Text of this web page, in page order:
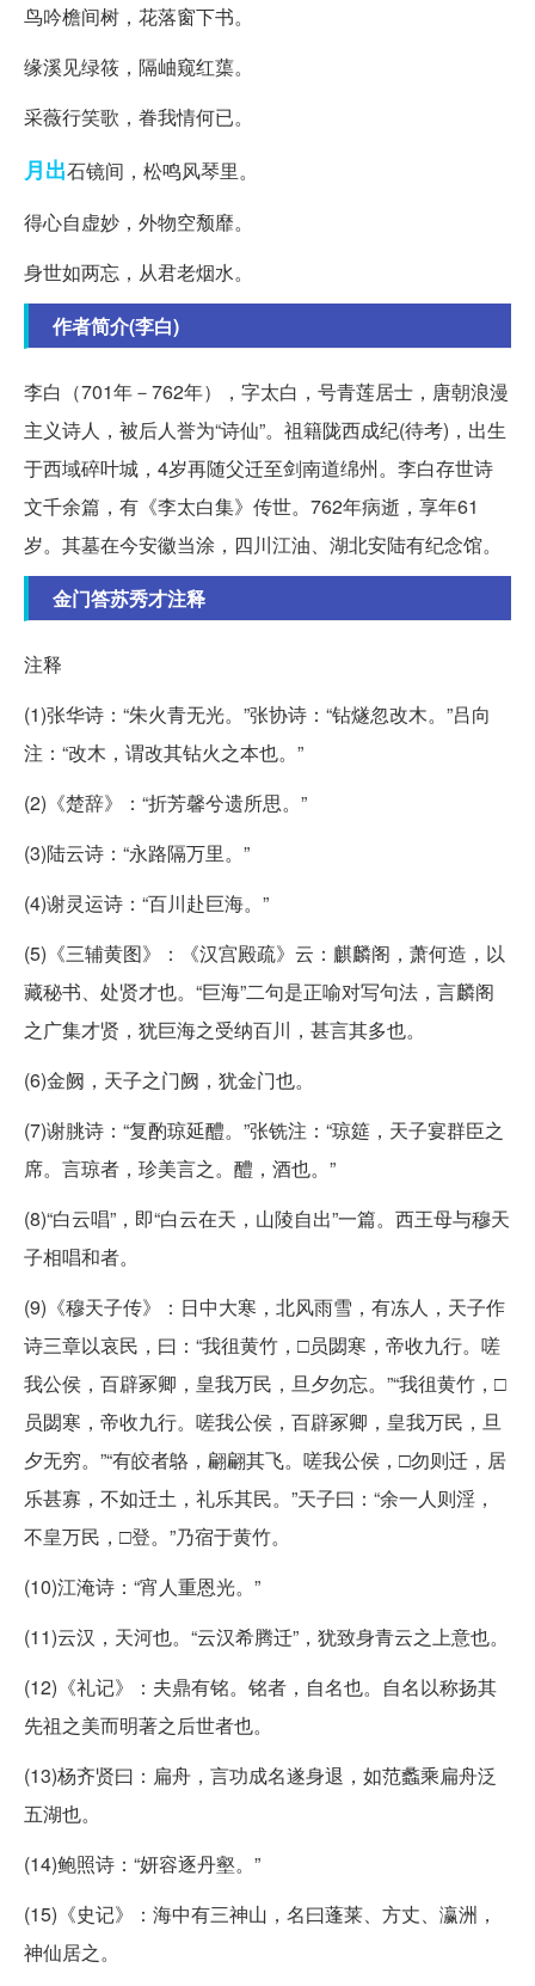
鸟吟檐间树，花落窗下书。
缘溪见绿筱，隔岫窥红蕖。
采薇行笑歌，眷我情何已。
月出石镜间，松鸣风琴里。
得心自虚妙，外物空颓靡。
身世如两忘，从君老烟水。
作者简介(李白)
李白（701年－762年），字太白，号青莲居士，唐朝浪漫
主义诗人，被后人誉为“诗仙”。祖籍陇西成纪(待考)，出生
于西域碎叶城，4岁再随父迁至剑南道绵州。李白存世诗
文千余篇，有《李太白集》传世。762年病逝，享年61
岁。其墓在今安徽当涂，四川江油、湖北安陆有纪念馆。
金门答苏秀才注释
注释
(1)张华诗：“朱火青无光。”张协诗：“钻燧忽改木。”吕向
注：“改木，谓改其钻火之本也。”
(2)《楚辞》：“折芳馨兮遗所思。”
(3)陆云诗：“永路隔万里。”
(4)谢灵运诗：“百川赴巨海。”
(5)《三辅黄图》：《汉宫殿疏》云：麒麟阁，萧何造，以
藏秘书、处贤才也。“巨海”二句是正喻对写句法，言麟阁
之广集才贤，犹巨海之受纳百川，甚言其多也。
(6)金阙，天子之门阙，犹金门也。
(7)谢朓诗：“复酌琼延醴。”张铣注：“琼筵，天子宴群臣之
席。言琼者，珍美言之。醴，酒也。”
(8)“白云唱”，即“白云在天，山陵自出”一篇。西王母与穆天
子相唱和者。
(9)《穆天子传》：日中大寒，北风雨雪，有冻人，天子作
诗三章以哀民，曰：“我徂黄竹，□员閟寒，帝收九行。嗟
我公侯，百辟冢卿，皇我万民，旦夕勿忘。”“我徂黄竹，□
员閟寒，帝收九行。嗟我公侯，百辟冢卿，皇我万民，旦
夕无穷。”“有皎者鴼，翩翩其飞。嗟我公侯，□勿则迁，居
乐甚寡，不如迁土，礼乐其民。”天子曰：“余一人则淫，
不皇万民，□登。”乃宿于黄竹。
(10)江淹诗：“宵人重恩光。”
(11)云汉，天河也。“云汉希腾迁”，犹致身青云之上意也。
(12)《礼记》：夫鼎有铭。铭者，自名也。自名以称扬其
先祖之美而明著之后世者也。
(13)杨齐贤曰：扁舟，言功成名遂身退，如范蠡乘扁舟泛
五湖也。
(14)鲍照诗：“妍容逐丹壑。”
(15)《史记》：海中有三神山，名曰蓬莱、方丈、瀛洲，
神仙居之。